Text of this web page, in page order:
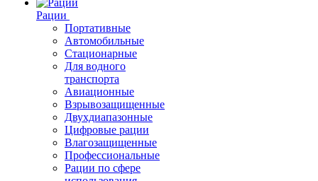
Рации
Портативные
Автомобильные
Стационарные
Для водного
транспорта
Авиационные
Взрывозащищенные
Двухдиапазонные
Цифровые рации
Влагозащищенные
Профессиональные
Рации по сфере